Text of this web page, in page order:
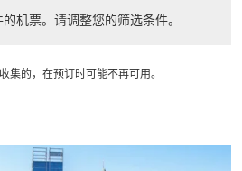
机票。请调整您的筛选条件。
集的，在预订时可能不再可用。